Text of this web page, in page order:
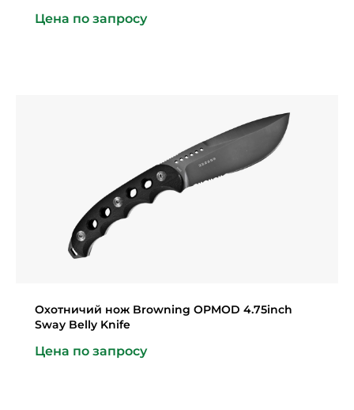
Цена по запросу
Охотничий нож Browning OPMOD 4.75inch
Sway Belly Knife
Цена по запросу